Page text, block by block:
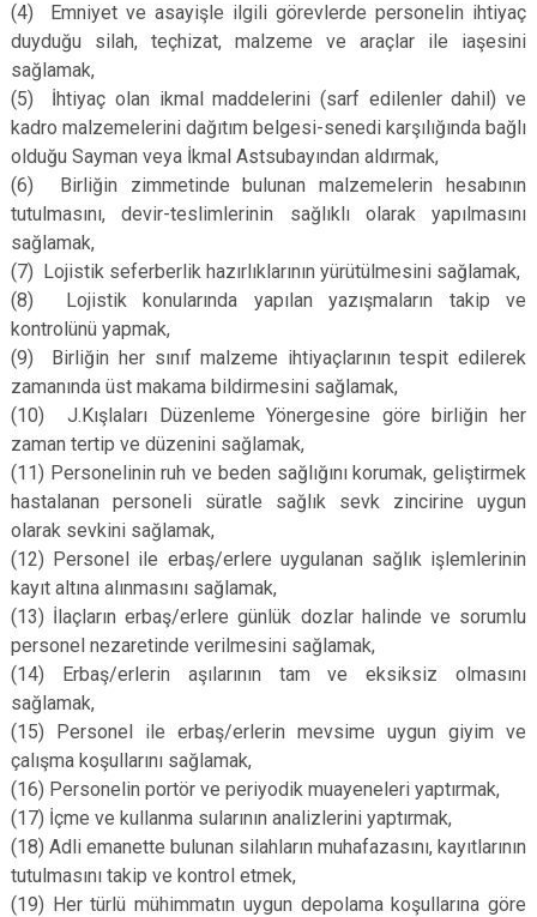
(4)
Emniyet ve asayişle ilgili görevlerde personelin ihtiyaç
duyduğu silah, teçhizat, malzeme ve araçlar ile iaşesini
sağlamak,
(5)
İhtiyaç olan ikmal maddelerini (sarf edilenler dahil) ve
kadro malzemelerini dağıtım belgesi-senedi karşılığında bağlı
olduğu Sayman veya İkmal Astsubayından aldırmak,
(6)
Birliğin zimmetinde bulunan malzemelerin hesabının
tutulmasını, devir-teslimlerinin sağlıklı olarak yapılmasını
sağlamak,
(7) Lojistik seferberlik hazırlıklarının yürütülmesini sağlamak,
(8)
Lojistik konularında yapılan yazışmaların takip ve
kontrolünü yapmak,
(9)
Birliğin her sınıf malzeme ihtiyaçlarının tespit edilerek
zamanında üst makama bildirmesini sağlamak,
(10)
J.Kışlaları Düzenleme Yönergesine göre birliğin her
zaman tertip ve düzenini sağlamak,
(11) Personelinin ruh ve beden sağlığını korumak, geliştirmek
hastalanan personeli süratle sağlık sevk zincirine uygun
olarak sevkini sağlamak,
(12) Personel ile erbaş/erlere uygulanan sağlık işlemlerinin
kayıt altına alınmasını sağlamak,
(13) İlaçların erbaş/erlere günlük dozlar halinde ve sorumlu
personel nezaretinde verilmesini sağlamak,
(14)
Erbaş/erlerin aşılarının tam ve eksiksiz olmasını
sağlamak,
(15)
Personel ile erbaş/erlerin mevsime uygun giyim ve
çalışma koşullarını sağlamak,
(16) Personelin portör ve periyodik muayeneleri yaptırmak,
(17) İçme ve kullanma sularının analizlerini yaptırmak,
(18) Adli emanette bulunan silahların muhafazasını, kayıtlarının
tutulmasını takip ve kontrol etmek,
(19) Her türlü mühimmatın uygun depolama koşullarına göre